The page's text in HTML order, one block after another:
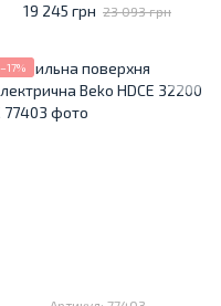
19 245 грн 23 093 грн
−17%